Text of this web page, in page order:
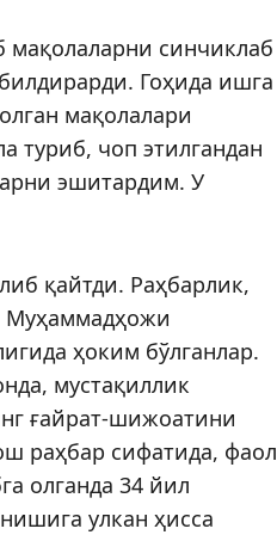
мақолаларни синчиклаб
Гоҳида ишга
мақолалари
туриб, чоп этилгандан
эшитардим. У
қайтди. Раҳбарлик,
Муҳаммадҳожи
ҳоким бўлганлар.
мустақиллик
ғайрат-шижоатини
раҳбар сифатида, фаол
олганда 34 йил
улкан ҳисса